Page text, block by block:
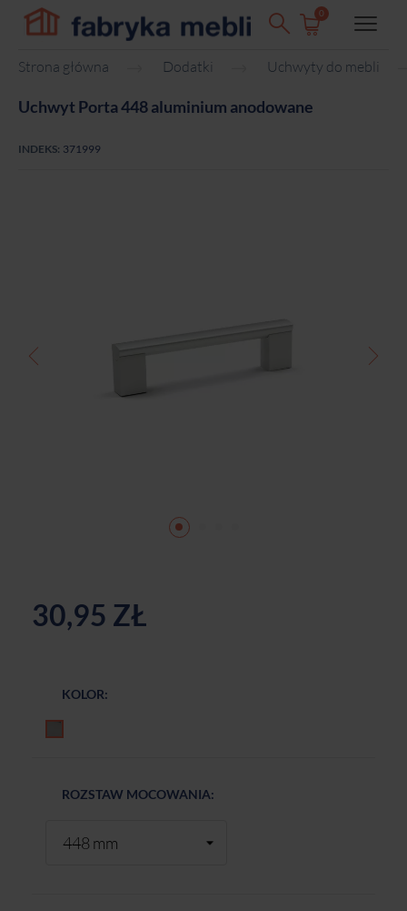
0
Strona główna Dodatki Uchwyty do mebli
Uchwyt Porta 448 aluminium anodowane
INDEKS: 371999
30,95 ZŁ
KOLOR:
ROZSTAW MOCOWANIA: